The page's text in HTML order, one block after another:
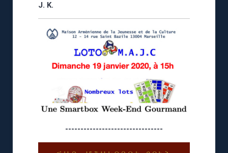
J. K.
--------------------------------